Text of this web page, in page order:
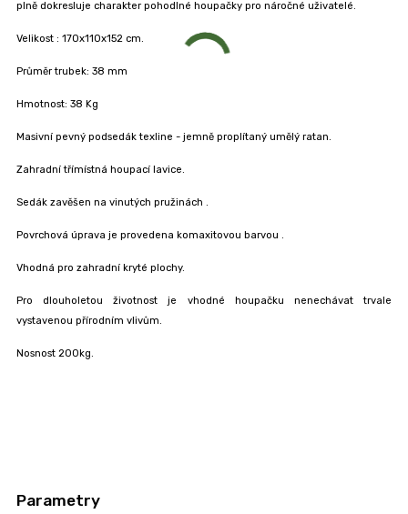
plně dokresluje charakter pohodlné houpačky pro náročné uživatelé.
Velikost : 170x110x152 cm.
Průměr trubek: 38 mm
Hmotnost: 38 Kg
Masivní pevný podsedák texline - jemně proplítaný umělý ratan.
Zahradní třímístná houpací lavice.
Sedák zavěšen na vinutých pružinách .
Povrchová úprava je provedena komaxitovou barvou .
Vhodná pro zahradní kryté plochy.
Pro dlouholetou životnostje vhodné houpačku nenechávat trvale
vystavenou přírodním vlivům.
Nosnost 200kg.
Parametry